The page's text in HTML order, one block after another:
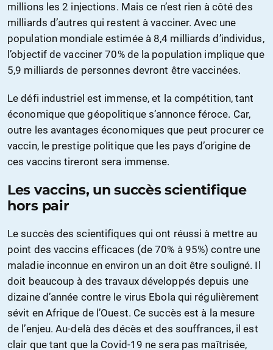
millions les 2 injections. Mais ce n’est rien à côté des
milliards d’autres qui restent à vacciner. Avec une
population mondiale estimée à 8,4 milliards d’individus,
l’objectif de vacciner 70% de la population implique que
5,9 milliards de personnes devront être vaccinées.
Le défi industriel est immense, et la compétition, tant
économique que géopolitique s’annonce féroce. Car,
outre les avantages économiques que peut procurer ce
vaccin, le prestige politique que les pays d’origine de
ces vaccins tireront sera immense.
Les vaccins, un succès scientifique
hors pair
Le succès des scientifiques qui ont réussi à mettre au
point des vaccins efficaces (de 70% à 95%) contre une
maladie inconnue en environ un an doit être souligné. Il
doit beaucoup à des travaux développés depuis une
dizaine d’année contre le virus Ebola qui régulièrement
sévit en Afrique de l’Ouest. Ce succès est à la mesure
de l’enjeu. Au-delà des décès et des souffrances, il est
clair que tant que la Covid-19 ne sera pas maîtrisée,